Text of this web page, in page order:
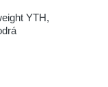
YTH,